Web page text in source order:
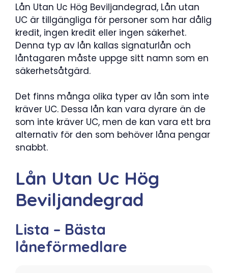
Lån Utan Uc Hög Beviljandegrad, Lån utan
UC är tillgängliga för personer som har dålig
kredit, ingen kredit eller ingen säkerhet.
Denna typ av lån kallas signaturlån och
låntagaren måste uppge sitt namn som en
säkerhetsåtgärd.
Det finns många olika typer av lån som inte
kräver UC. Dessa lån kan vara dyrare än de
som inte kräver UC, men de kan vara ett bra
alternativ för den som behöver låna pengar
snabbt.
Lån Utan Uc Hög
Beviljandegrad
Lista – Bästa
låneförmedlare